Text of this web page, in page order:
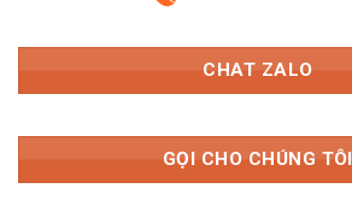
CHAT ZALO
GỌI CHO CHÚNG TÔI